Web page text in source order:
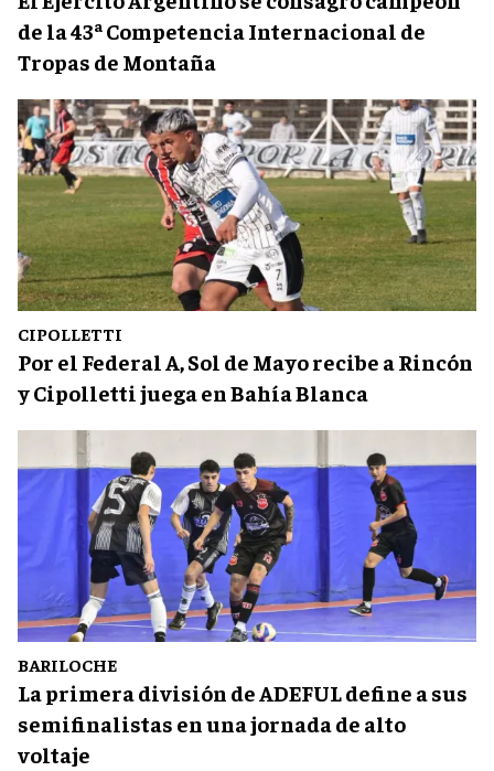
de la 43ª Competencia Internacional de
Tropas de Montaña
CIPOLLETTI
Por el Federal A, Sol de Mayo recibe a Rincón
y Cipolletti juega en Bahía Blanca
BARILOCHE
La primera división de ADEFUL define a sus
semifinalistas en una jornada de alto
voltaje